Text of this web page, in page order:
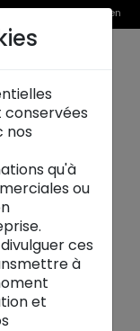
et l’Offre Reprise en
lundi au
18h.
conservées
nos
qu'à
ou
ces
à
et